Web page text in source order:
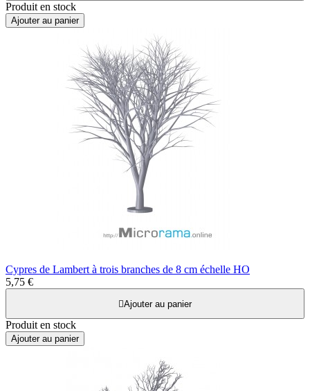
Produit en stock
Ajouter au panier
Cypres de Lambert à trois branches de 8 cm échelle HO
5,75 €
Ajouter au panier
Produit en stock
Ajouter au panier